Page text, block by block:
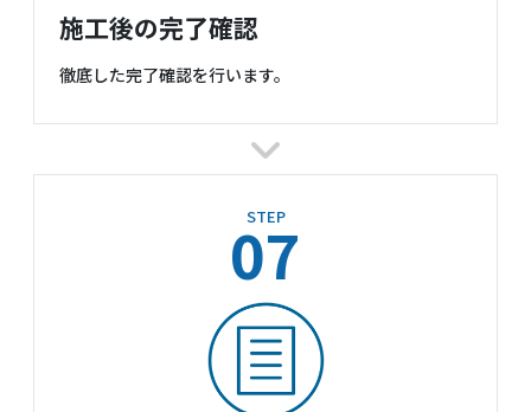
施工後の完了確認
徹底した完了確認を行います。
STEP
07